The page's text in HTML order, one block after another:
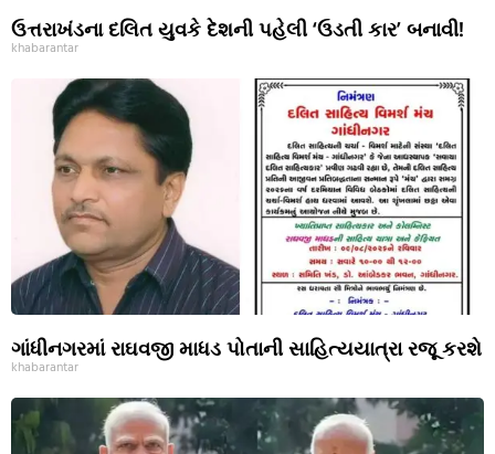
ઉત્તરાખંડના દલિત યુવકે દેશની પહેલી ‘ઉડતી કાર’ બનાવી!
khabarantar
ગાંધીનગરમાં રાઘવજી માધડ પોતાની સાહિત્યયાત્રા રજૂ કરશે
khabarantar